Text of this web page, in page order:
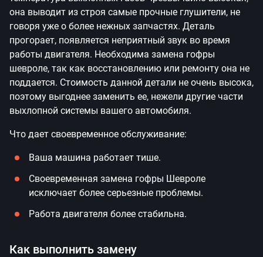
она выводит из строя самые прочные глушители, не
говоря уже о более нежных запчастях. Деталь
прогорает, появляется неприятный звук во время
работы двигателя. Необходима замена гофры
шевроле, так как восстановлению или ремонту она не
поддается. Стоимость данной детали не очень высока,
поэтому выгоднее заменить ее, нежели другие части
выхлопной системы вашего автомобиля.
Что дает своевременное обслуживание:
Ваша машина работает тише.
Своевременная замена гофры Шевроле
исключает более серьезные проблемы.
Работа двигателя более стабильна.
Как выполнить замену